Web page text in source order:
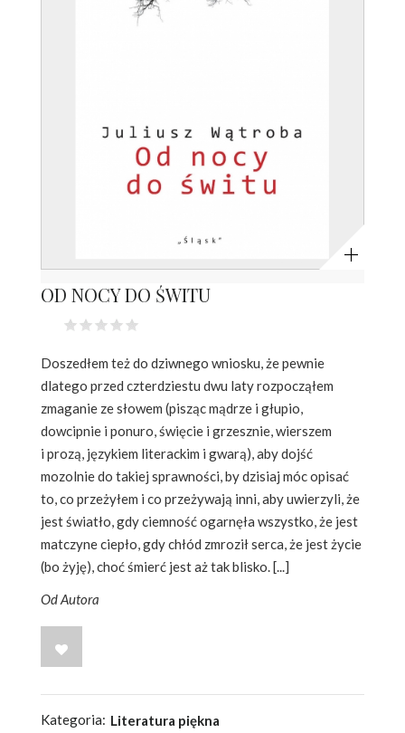
OD NOCY DO ŚWITU
Doszedłem też do dziwnego wniosku, że pewnie
dlatego przed czterdziestu dwu laty rozpocząłem
zmaganie ze słowem (pisząc mądrze i głupio,
dowcipnie i ponuro, święcie i grzesznie, wierszem
i prozą, językiem literackim i gwarą), aby dojść
mozolnie do takiej sprawności, by dzisiaj móc opisać
to, co przeżyłem i co przeżywają inni, aby uwierzyli, że
jest światło, gdy ciemność ogarnęła wszystko, że jest
matczyne ciepło, gdy chłód zmroził serca, że jest życie
(bo żyję), choć śmierć jest aż tak blisko. [...]
Od Autora
WISH LIST
Kategoria: Literatura piękna